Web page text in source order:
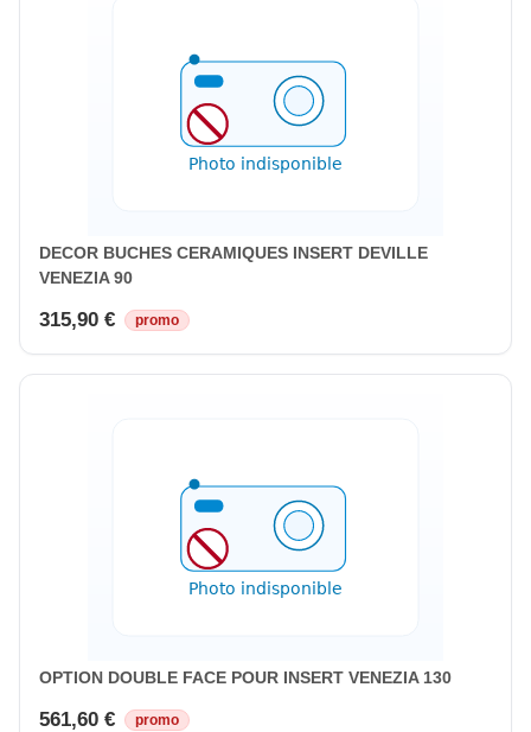
DECOR BUCHES CERAMIQUES INSERT DEVILLE
VENEZIA 90
315,90 € promo
OPTION DOUBLE FACE POUR INSERT VENEZIA 130
561,60 € promo